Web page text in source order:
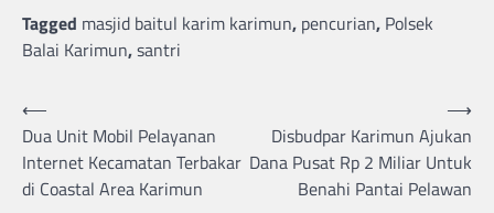
Tagged masjid baitul karim karimun, pencurian, Polsek
Balai Karimun,santri
Post
navigation
⟵
Dua Unit Mobil Pelayanan
Internet Kecamatan Terbakar
di Coastal Area Karimun
Disbudpar Karimun Ajukan
Dana Pusat Rp 2 Miliar Untuk
Benahi Pantai Pelawan
⟶